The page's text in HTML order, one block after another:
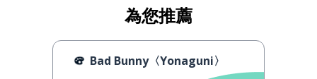
為您推薦
Bad Bunny〈Yonaguni〉